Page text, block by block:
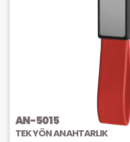
AN-5015
TEK YÖN ANAHTARLIK